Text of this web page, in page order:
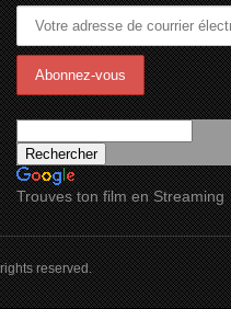
Trouves ton film en Streaming
reserved.